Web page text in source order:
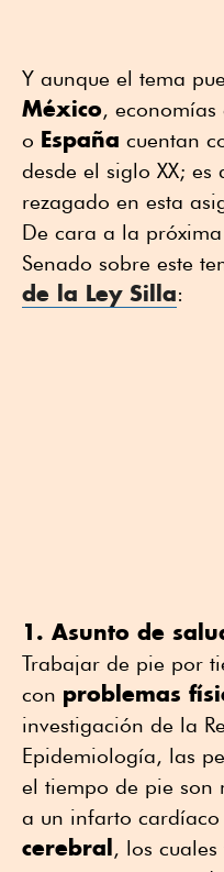
Y aunque el tema
México, economías
o España cuentan
desde el siglo XX; es
rezagado en esta
De cara a la
Senado sobre este
de la Ley Silla:
1. Asunto de
Trabajar de pie por
con problemas
investigación de la
Epidemiología, las
el tiempo de pie son
a un infarto
cerebral, los